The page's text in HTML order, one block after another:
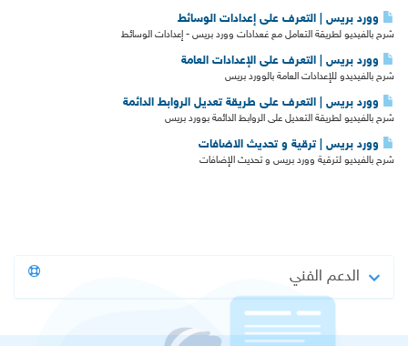
وورد بريس | التعرف على إعدادات الوسائط
شرح بالفيديو لطريقة التعامل مع غعدادات وورد بريس - إعدادات الوسائط
وورد بريس | التعرف على الإعدادات العامة
شرح بالفيديدو للإعدادات العامة بالوورد بريس
وورد بريس | التعرف على طريقة تعديل الروابط الدائمة
شرح بالفيديو لطريقة التعديل على الروابط الدائمة بوورد بريس
وورد بريس | ترقية و تحديث الاضافات
شرح بالفيديو لترقية وورد بريس و تحديث الإضافات
الدعم الفني